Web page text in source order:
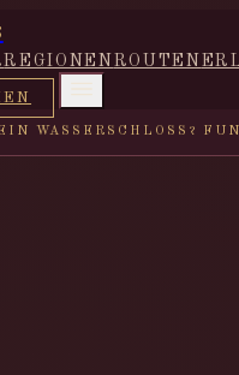
REGIONEN ROUTEN
WASSERSCHLOSS?